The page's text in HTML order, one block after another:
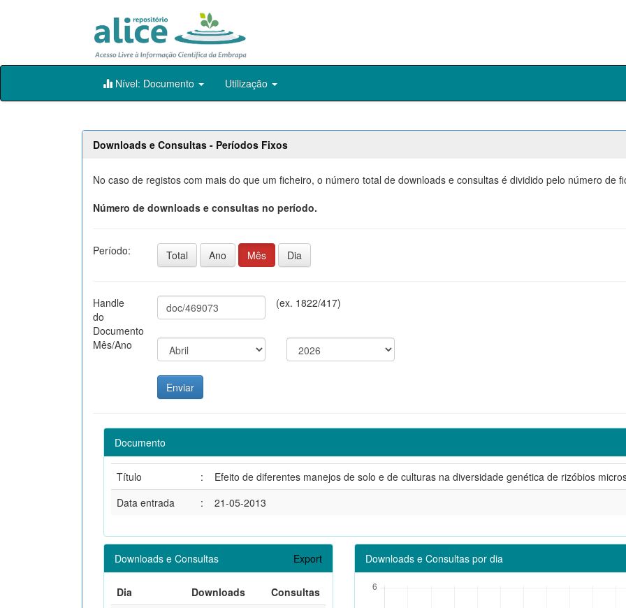
Skip
Nível: Documento Utilização
Downloads e Consultas - Períodos Fixos
No caso de registos com mais do que um ficheiro, o número total de downloads e consultas é dividido pelo número de
Número de downloads e consultas no período.
Período: Total Ano Mês Dia
Handle
do
Documento
(ex. 1822/417)
Mês/Ano
Documento
Título :
Efeito de diferentes manejos de solo e de culturas na diversidade genética de rizóbios
Data entrada
: 21-05-2013
Downloads e Consultas Export
Dia Downloads
Consultas
Downloads e Consultas por dia